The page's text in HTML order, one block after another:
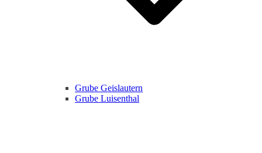
Grube Geislautern
Grube Luisenthal